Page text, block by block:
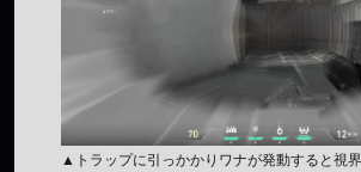
▲トラップに引っかかりワナが発動すると視